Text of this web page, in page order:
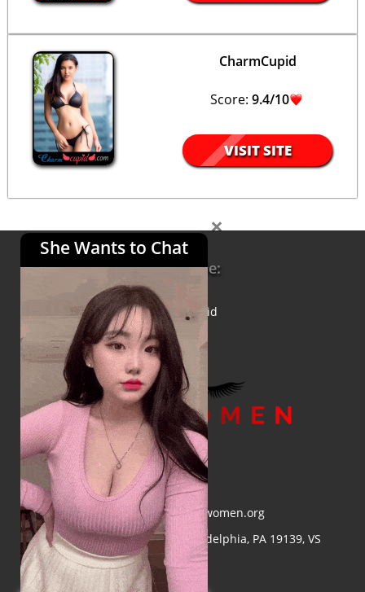
CharmCupid
Score: 9.4/10
VISIT SITE
Informatie:
Over ons
Privacybeleid
E-mail: info@asiawomen.org
Adres: 4548 Market St, Philadelphia, PA 19139, VS
She Wants to Chat
×